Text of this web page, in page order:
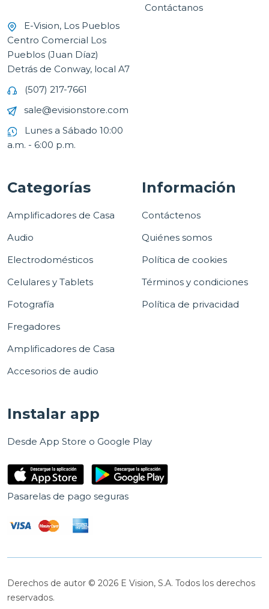
E-Vision, Los Pueblos
Centro Comercial Los
Pueblos (Juan Díaz)
Detrás de Conway, local A7
(507) 217-7661
sale@evisionstore.com
Lunes a Sábado 10:00
a.m. - 6:00 p.m.
Contáctanos
Categorías
Amplificadores de Casa
Audio
Electrodomésticos
Celulares y Tablets
Fotografía
Fregadores
Amplificadores de Casa
Accesorios de audio
Información
Contáctenos
Quiénes somos
Política de cookies
Términos y condiciones
Política de privacidad
Instalar app
Desde App Store o Google Play
Pasarelas de pago seguras
Derechos de autor © 2026 E Vision, S.A. Todos los derechos
reservados.